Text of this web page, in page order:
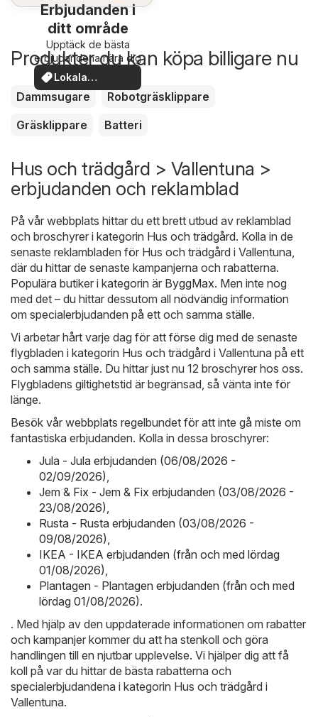
Erbjudanden i
ditt område
Upptäck de bästa
erbjudandena nära dig
Lokala
erbjudanden
Produkter du kan köpa billigare nu
Dammsugare
Robotgräsklippare
Gräsklippare
Batteri
Hus och trädgård > Vallentuna >
erbjudanden och reklamblad
På vår webbplats hittar du ett brett utbud av reklamblad
och broschyrer i kategorin Hus och trädgård. Kolla in de
senaste reklambladen för Hus och trädgård i Vallentuna,
där du hittar de senaste kampanjerna och rabatterna.
Populära butiker i kategorin är ByggMax. Men inte nog
med det – du hittar dessutom all nödvändig information
om specialerbjudanden på ett och samma ställe.
Vi arbetar hårt varje dag för att förse dig med de senaste
flygbladen i kategorin Hus och trädgård i Vallentuna på ett
och samma ställe. Du hittar just nu 12 broschyrer hos oss.
Flygbladens giltighetstid är begränsad, så vänta inte för
länge.
Besök vår webbplats regelbundet för att inte gå miste om
fantastiska erbjudanden. Kolla in dessa broschyrer:
Jula - Jula erbjudanden (06/08/2026 -
02/09/2026),
Jem & Fix - Jem & Fix erbjudanden (03/08/2026 -
23/08/2026),
Rusta - Rusta erbjudanden (03/08/2026 -
09/08/2026),
IKEA - IKEA erbjudanden (från och med lördag
01/08/2026),
Plantagen - Plantagen erbjudanden (från och med
lördag 01/08/2026).
. Med hjälp av den uppdaterade informationen om rabatter
och kampanjer kommer du att ha stenkoll och göra
handlingen till en njutbar upplevelse. Vi hjälper dig att få
koll på var du hittar de bästa rabatterna och
specialerbjudandena i kategorin Hus och trädgård i
Vallentuna.